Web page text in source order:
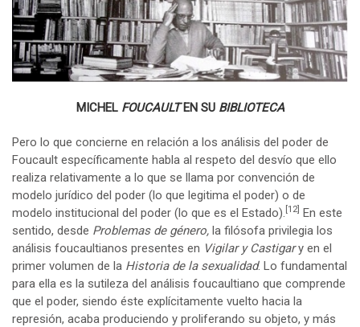
MICHEL FOUCAULTEN SU BIBLIOTECA
Pero lo que concierne en relación a los análisis del poder de
Foucault específicamente habla al respeto del desvío que ello
realiza relativamente a lo que se llama por convención de
modelo jurídico del poder (lo que legitima el poder) o de
modelo institucional del poder (lo que es el Estado). [12] En este
sentido, desde Problemas de género, la filósofa privilegia los
análisis foucaultianos presentes en Vigilar y Castigary en el
primer volumen de la Historia de la sexualidad. Lo fundamental
para ella es la sutileza del análisis foucaultiano que comprende
que el poder, siendo éste explícitamente vuelto hacia la
represión, acaba produciendo y proliferando su objeto, y más